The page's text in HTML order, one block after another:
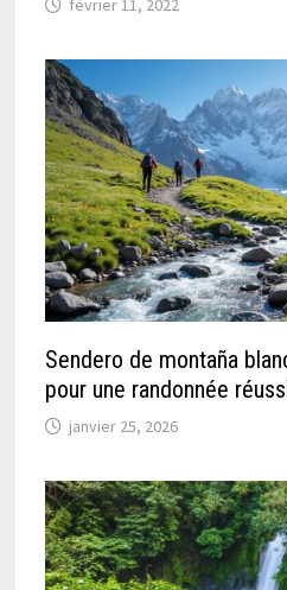
février 11, 2022
Sendero de montaña
pour une randonnée
janvier 25, 2026